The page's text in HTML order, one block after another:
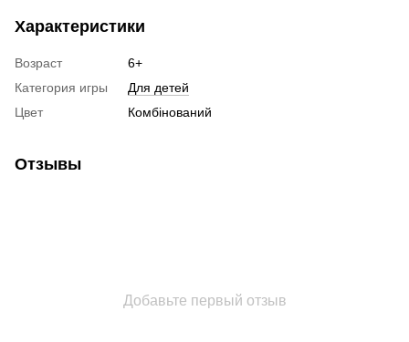
Характеристики
Возраст
6+
Категория игры
Для детей
Цвет
Комбінований
Отзывы
Добавьте первый отзыв